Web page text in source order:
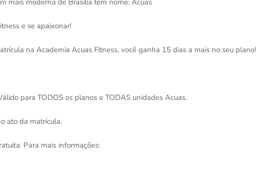
mais moderna de Brasília tem nome: Acuas
e se apaixonar!
na Academia Acuas Fitness, você ganha 15 dias a mais no seu plano!
para TODOS os planos e TODAS unidades Acuas.
ato da matrícula.
Para mais informações: